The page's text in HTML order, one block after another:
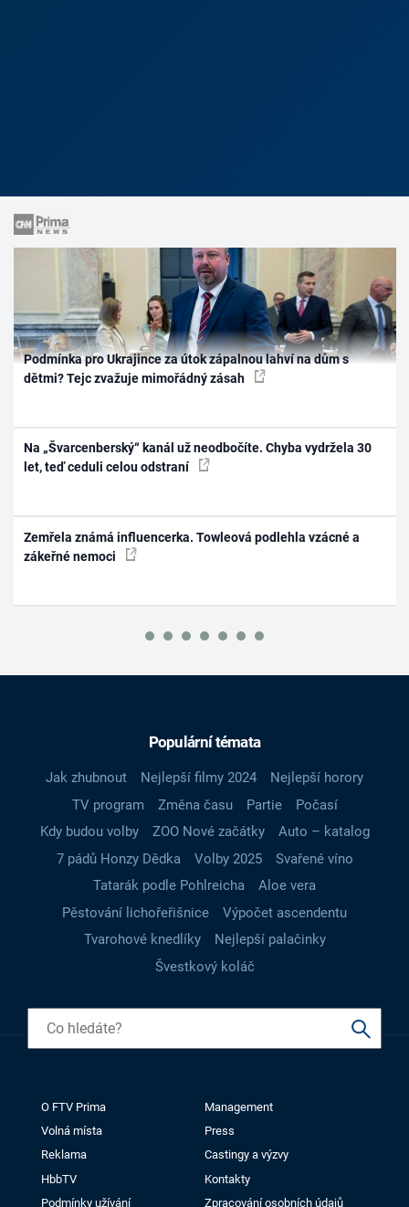
Podmínka pro Ukrajince za útok zápalnou lahví na dům s
dětmi? Tejc zvažuje mimořádný zásah
Na „Švarcenberský“ kanál už neodbočíte. Chyba vydržela 30
let, teď ceduli celou odstraní
Zemřela známá influencerka. Towleová podlehla vzácné a
zákeřné nemoci
Populární témata
Jak zhubnout Nejlepší filmy 2024
Nejlepší horory
TV program
Změna času Partie
Počasí
Kdy budou volby
ZOO Nové začátky
Auto – katalog
7 pádů Honzy Dědka
Volby 2025
Svařené víno
Tatarák podle Pohlreicha
Aloe vera
Pěstování lichořeřišnice
Výpočet ascendentu
Tvarohové knedlíky
Nejlepší palačinky
Švestkový koláč
O FTV Prima
Management
Volná místa
Press
Reklama
Castingy a výzvy
HbbTV
Kontakty
Podmínky užívání
Zpracování osobních údajů